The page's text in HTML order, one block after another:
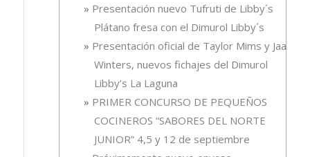
Presentación nuevo Tufruti de Libby´s
Plátano fresa con el Dimurol Libby´s
Presentación oficial de Taylor Mims y Jaali
Winters, nuevos fichajes del Dimurol
Libby’s La Laguna
PRIMER CONCURSO DE PEQUEÑOS
COCINEROS “SABORES DEL NORTE
JUNIOR” 4,5 y 12 de septiembre